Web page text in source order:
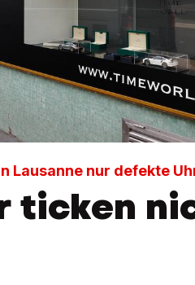
Lausanne nur defekte
ticken